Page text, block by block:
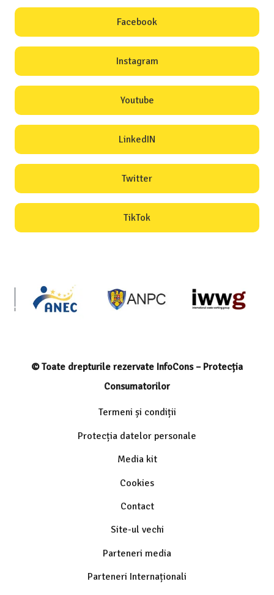
Facebook
Instagram
Youtube
LinkedIN
Twitter
TikTok
© Toate drepturile rezervate InfoCons – Protecția
Consumatorilor
Termeni și condiții
Protecția datelor personale
Media kit
Cookies
Contact
Site-ul vechi
Parteneri media
Parteneri Internaționali